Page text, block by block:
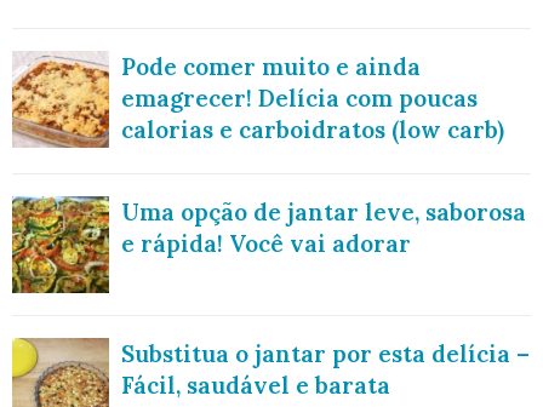
Pode comer muito e ainda
emagrecer! Delícia com poucas
calorias e carboidratos (low carb)
Uma opção de jantar leve, saborosa
e rápida! Você vai adorar
Substitua o jantar por esta delícia –
Fácil, saudável e barata